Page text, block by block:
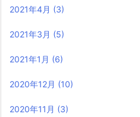
2021年4月 (3)
2021年3月 (5)
2021年1月 (6)
2020年12月 (10)
2020年11月 (3)